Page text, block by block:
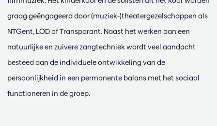
graag geëngageerd door (muziek-)theatergezelschappen als
NTGent, LOD of Transparant. Naast het werken aan een
natuurlijke en zuivere zangtechniek wordt veel aandacht
besteed aan de individuele ontwikkeling van de
persoonlijkheid in een permanente balans met het sociaal
functioneren in de groep.